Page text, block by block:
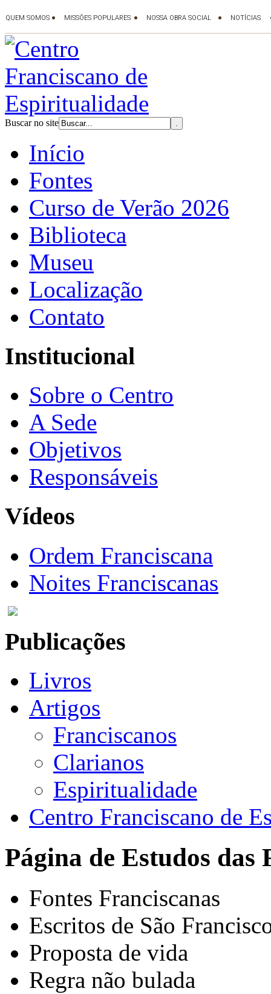
Buscar no site
Início
Fontes
Curso de Verão 2026
Biblioteca
Museu
Localização
Contato
Institucional
Sobre o Centro
A Sede
Objetivos
Responsáveis
Vídeos
Ordem Franciscana
Noites Franciscanas
Publicações
Livros
Artigos
Franciscanos
Clarianos
Espiritualidade
Centro Franciscano de
Página de Estudos das
Fontes Franciscanas
Escritos de São
Proposta de vida
Regra não bulada